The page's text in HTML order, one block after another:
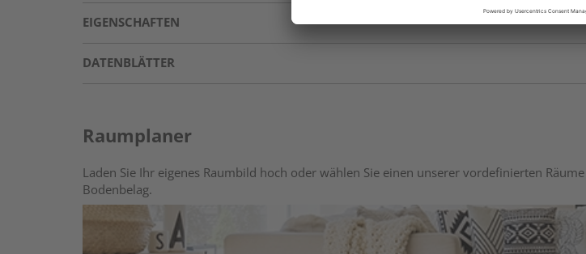
EIGENSCHAFTEN
DATENBLÄTTER
Raumplaner
Laden Sie Ihr eigenes Raumbild hoch oder wählen Sie einen unserer vordefinierten
Bodenbelag.